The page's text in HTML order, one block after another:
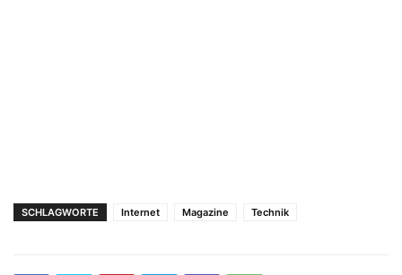
SCHLAGWORTE Internet Magazinе Technik